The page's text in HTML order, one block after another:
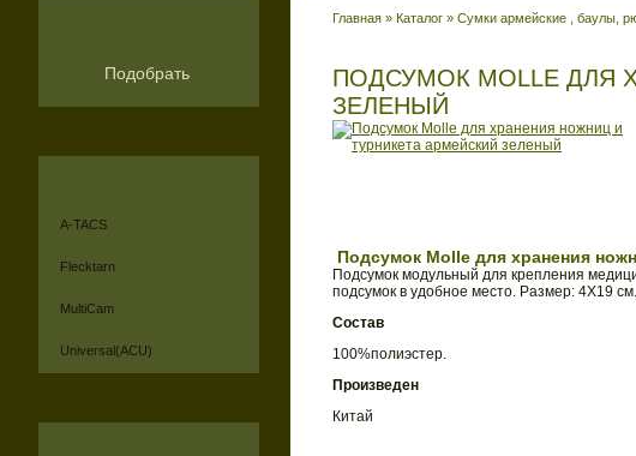
Подобрать
A-TACS
Flecktarn
MultiCam
Universal(ACU)
Главная » Каталог » Сумки армейские , баулы,
ПОДСУМОК MOLLE ДЛЯ
ЗЕЛЕНЫЙ
Подсумок Molle для хранения
Подсумок модульный для крепления
подсумок в удобное место. Размер: 4Х19 см.
Состав
100%полиэстер.
Произведен
Китай